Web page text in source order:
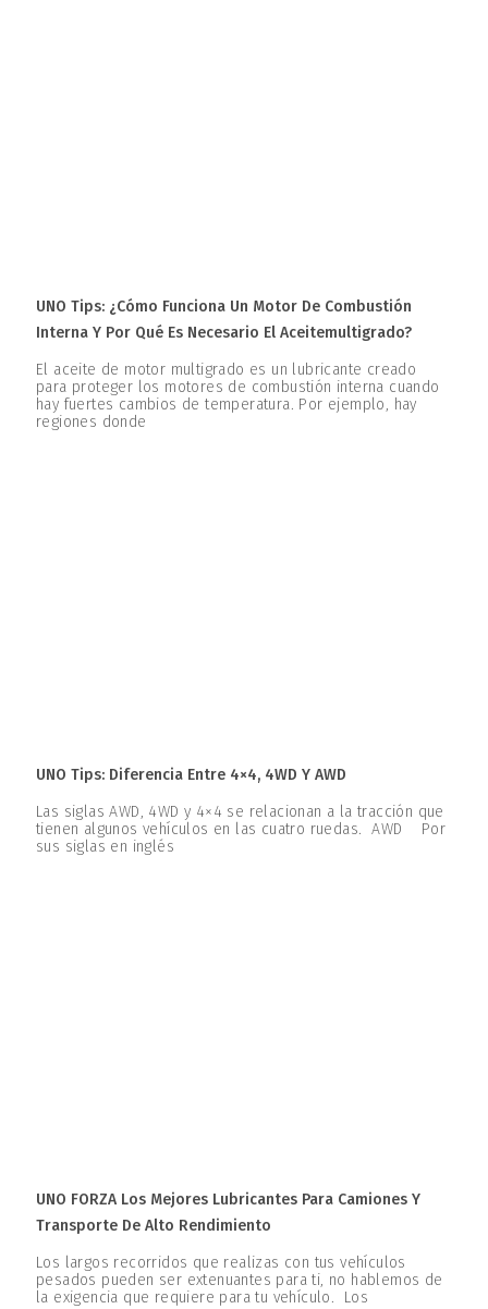
UNO Tips: ¿Cómo Funciona Un Motor De Combustión
Interna Y Por Qué Es Necesario El Aceitemultigrado?
El aceite de motor multigrado es un lubricante creado
para proteger los motores de combustión interna cuando
hay fuertes cambios de temperatura. Por ejemplo, hay
regiones donde
UNO Tips: Diferencia Entre 4×4, 4WD Y AWD
Las siglas AWD, 4WD y 4×4 se relacionan a la tracción que
tienen algunos vehículos en las cuatro ruedas. AWD Por
sus siglas en inglés
UNO FORZA Los Mejores Lubricantes Para Camiones Y
Transporte De Alto Rendimiento
Los largos recorridos que realizas con tus vehículos
pesados pueden ser extenuantes para ti, no hablemos de
la exigencia que requiere para tu vehículo. Los